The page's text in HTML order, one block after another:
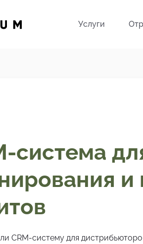
Услуги
система
и
CRM-систему для